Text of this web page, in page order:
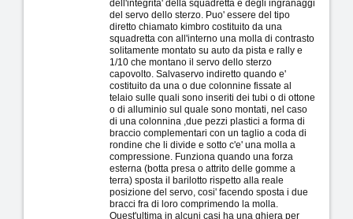
dell'integrita' della squadretta e degli ingranaggi
del servo dello sterzo. Puo' essere del tipo
diretto chiamato kimbro costituito da una
squadretta con all'interno una molla di contrasto
solitamente montato su auto da pista e rally e
1/10 che montano il servo dello sterzo
capovolto. Salvaservo indiretto quando e'
costituito da una o due colonnine fissate al
telaio sulle quali sono inseriti dei tubi o di ottone
o di alluminio sul quale sono montati, nel caso
di una colonnina ,due pezzi plastici a forma di
braccio complementari con un taglio a coda di
rondine che li divide e sotto c'e' una molla a
compressione. Funziona quando una forza
esterna (botta presa o attrito delle gomme a
terra) sposta il barilotto rispetto alla reale
posizione del servo, cosi' facendo sposta i due
bracci fra di loro comprimendo la molla.
Quest'ultima in alcuni casi ha una ghiera per